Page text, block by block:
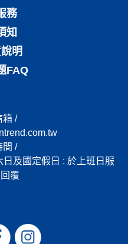
務
知
明
FAQ
箱 /
間 /
及國定假日 : 於上班日服
覆